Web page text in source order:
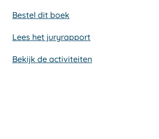
Bestel dit boek
Lees het juryrapport
Bekijk de activiteiten